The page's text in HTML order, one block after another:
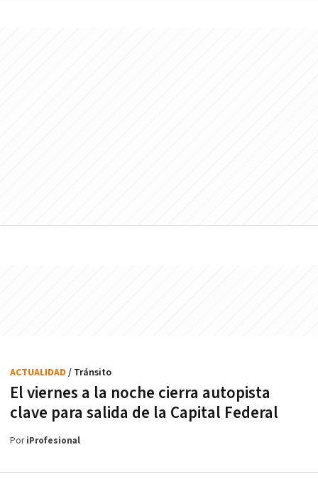
El viernes a la noche cierra autopista
clave para salida de la Capital Federal
ACTUALIDAD / Tránsito
PoriProfesional